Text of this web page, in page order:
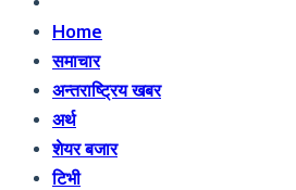
Home
समाचार
अन्तराष्ट्रिय खबर
अर्थ
शेयर बजार
टिभी